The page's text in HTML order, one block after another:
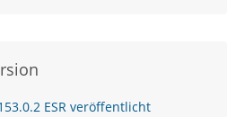
ESR veröffentlicht